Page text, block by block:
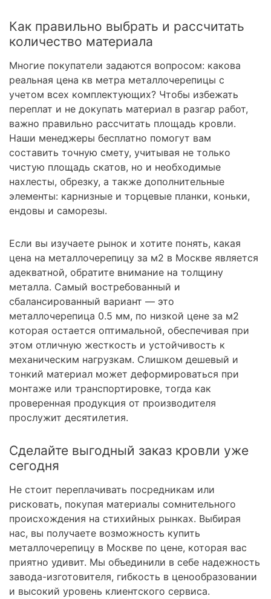
Как правильно выбрать и рассчитать
количество материала
Многие покупатели задаются вопросом: какова
реальная цена кв метра металлочерепицы с
учетом всех комплектующих? Чтобы избежать
переплат и не докупать материал в разгар работ,
важно правильно рассчитать площадь кровли.
Наши менеджеры бесплатно помогут вам
составить точную смету, учитывая не только
чистую площадь скатов, но и необходимые
нахлесты, обрезку, а также дополнительные
элементы: карнизные и торцевые планки, коньки,
ендовы и саморезы.
Если вы изучаете рынок и хотите понять, какая
цена на металлочерепицу за м2 в Москве является
адекватной, обратите внимание на толщину
металла. Самый востребованный и
сбалансированный вариант — это
металлочерепица 0.5 мм, по низкой цене за м2
которая остается оптимальной, обеспечивая при
этом отличную жесткость и устойчивость к
механическим нагрузкам. Слишком дешевый и
тонкий материал может деформироваться при
монтаже или транспортировке, тогда как
проверенная продукция от производителя
прослужит десятилетия.
Сделайте выгодный заказ кровли уже
сегодня
Не стоит переплачивать посредникам или
рисковать, покупая материалы сомнительного
происхождения на стихийных рынках. Выбирая
нас, вы получаете возможность купить
металлочерепицу в Москве по цене, которая вас
приятно удивит. Мы объединили в себе надежность
завода-изготовителя, гибкость в ценообразовании
и высокий уровень клиентского сервиса.